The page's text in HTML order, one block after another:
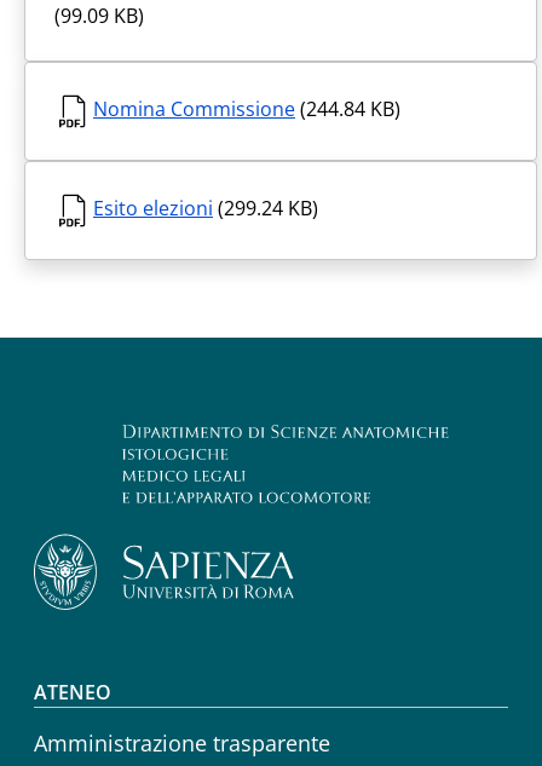
(99.09 KB)
Nomina Commissione(244.84 KB)
Esito elezioni (299.24 KB)
Footer menu
ATENEO
Amministrazione trasparente